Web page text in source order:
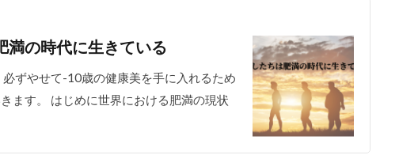
満の時代に生きている
ずやせて-10歳の健康美を手に入れるため
ます。 はじめに世界における肥満の現状